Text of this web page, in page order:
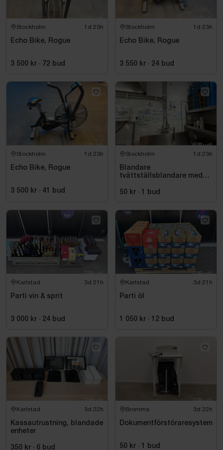
Stockholm 1d 23h
Echo Bike, Rogue
3 500 kr · 72 bud
Stockholm 1d 23h
Echo Bike, Rogue
3 550 kr · 24 bud
Stockholm 1d 23h
Echo Bike, Rogue
3 500 kr · 41 bud
Stockholm 1d 23h
Blandare
tvättställsblandare med
50 kr · 1 bud
Karlstad 3d 21h
Parti vin & sprit
3 000 kr · 24 bud
Karlstad 3d 21h
Parti öl
1 050 kr · 12 bud
Karlstad 3d 22h
Kassautrustning, blandade
enheter
350 kr · 6 bud
Bromma 3d 22h
Dokumentförstöraresystem
50 kr · 1 bud